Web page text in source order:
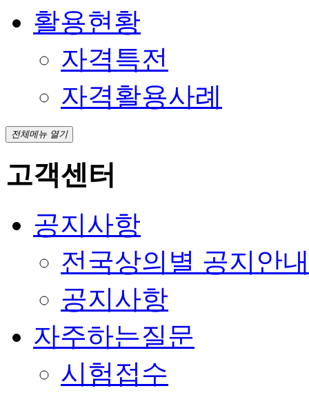
활용현황
자격특전
자격활용사례
전체메뉴 열기
고객센터
공지사항
전국상의별 공지안내
공지사항
자주하는질문
시험접수